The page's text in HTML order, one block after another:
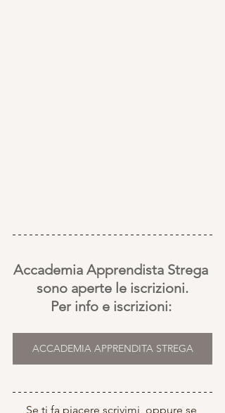
Accademia Apprendista Strega
sono aperte le iscrizioni.
Per info e iscrizioni:
ACCADEMIA APPRENDITA STREGA
Se ti fa piacere scrivimi, oppure se